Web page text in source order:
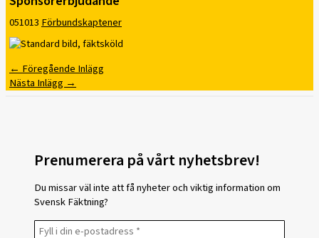
051013Förbundskaptener
← Föregående Inlägg
Nästa Inlägg →
Prenumerera på vårt nyhetsbrev!
Du missar väl inte att få nyheter och viktig information om
Svensk Fäktning?